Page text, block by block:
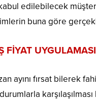
edilebilecek müşteri
buna göre
FİYAT
ayını fırsat bilerek
durumlarla